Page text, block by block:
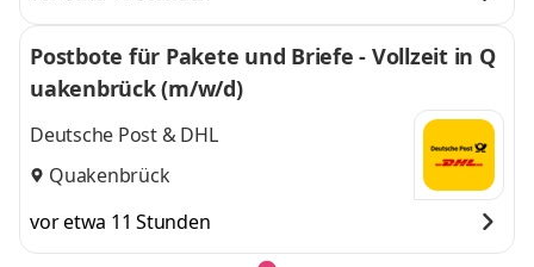
Postbote für Pakete und Briefe - Vollzeit in Q
uakenbrück (m/w/d)
Deutsche Post & DHL
Quakenbrück
vor etwa 11 Stunden